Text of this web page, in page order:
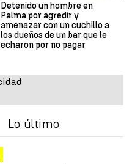
Detenido un hombre en
Palma por agredir y
amenazar con un cuchillo a
los dueños de un bar que le
echaron por no pagar
Lo último